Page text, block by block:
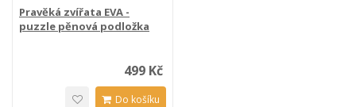
Pravěká zvířata EVA -
puzzle pěnová podložka
499 Kč
Do košíku